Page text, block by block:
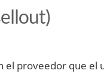
el proveedor que el